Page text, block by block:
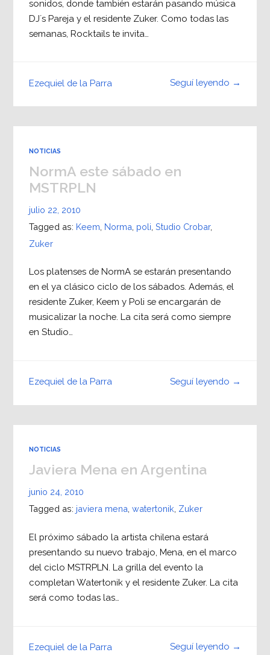
sonidos, donde también estarán pasando música
DJ´s Pareja y el residente Zuker. Como todas las
semanas, Rocktails te invita…
Seguí leyendo →
Ezequiel de la Parra
NOTICIAS
NormA este sábado en
MSTRPLN
julio 22, 2010
Tagged as: Keem Norma poli Studio Crobar,
Zuker
Los platenses de NormA se estarán presentando
en el ya clásico ciclo de los sábados. Además, el
residente Zuker, Keem y Poli se encargarán de
musicalizar la noche. La cita será como siempre
en Studio…
Seguí leyendo →
Ezequiel de la Parra
NOTICIAS
Javiera Mena en Argentina
junio 24, 2010
Tagged as: javiera mena watertonik Zuker
El próximo sábado la artista chilena estará
presentando su nuevo trabajo, Mena, en el marco
del ciclo MSTRPLN. La grilla del evento la
completan Watertonik y el residente Zuker. La cita
será como todas las…
Seguí leyendo →
Ezequiel de la Parra